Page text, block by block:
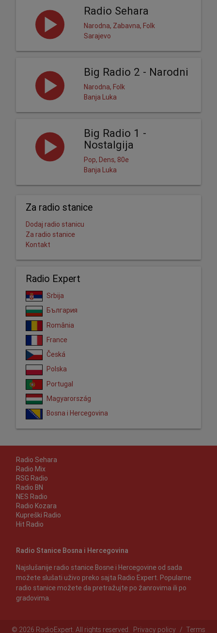
Radio Sehara
Narodna, Zabavna, Folk
Sarajevo
Big Radio 2 - Narodni
Narodna, Folk
Banja Luka
Big Radio 1 -
Nostalgija
Pop, Dens, 80e
Banja Luka
Za radio stanice
Dodaj radio stanicu
Za radio stanice
Kontakt
Radio Expert
Srbija
България
România
France
Česká
Polska
Portugal
Magyarország
Bosna i Hercegovina
Radio Sehara
Radio Mix
RSG Radio
Radio BN
NES Radio
Radio Kozara
Kupreški Radio
Hit Radio
Radio Stanice Bosna i Hercegovina
Najslušanije radio stanice Bosne i Hercegovine od sada
možete slušati uživo preko sajta Radio Expert. Popularne
radio stanice možete da pretražujte po žanrovima ili po
gradovima.
© 2026 RadioExpert. All rights reserved. Privacy policy / Terms